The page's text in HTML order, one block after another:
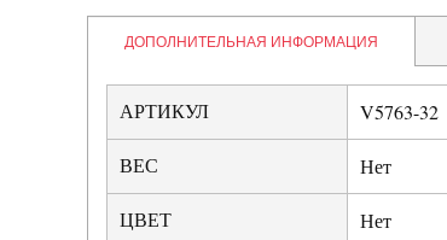
ДОПОЛНИТЕЛЬНАЯ ИНФОРМАЦИЯ
АРТИКУЛ V5763-32
ВЕС Нет
ЦВЕТ Нет